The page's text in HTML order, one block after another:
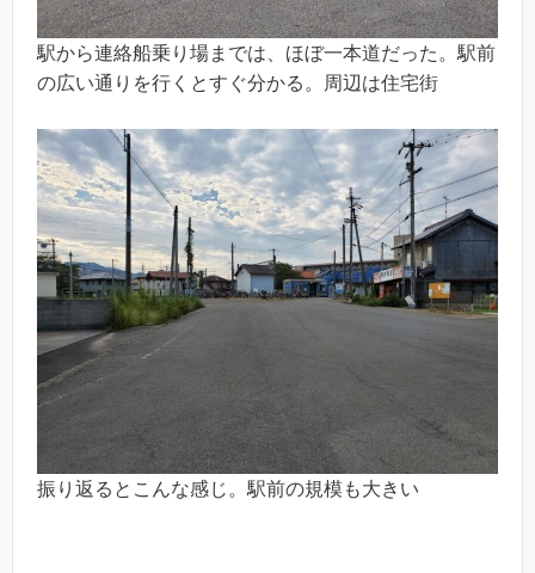
駅から連絡船乗り場までは、ほぼ一本道だった。駅前
の広い通りを行くとすぐ分かる。周辺は住宅街
振り返るとこんな感じ。駅前の規模も大きい